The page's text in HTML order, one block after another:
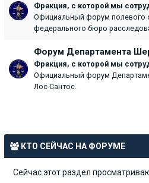
Фракция, с которой мы
Официальный форум полевого
федерального бюро
Форум Департамента
Фракция, с которой мы
Официальный форум
Лос-Сантос.
КТО СЕЙЧАС НА ФОРУМЕ
Сейчас этот раздел